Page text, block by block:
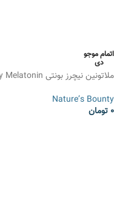
اتمام موجو
دی
ملاتونین نیچرز بونتی Nature’s Bounty Melatonin
Nature’s Bounty
0 تومان